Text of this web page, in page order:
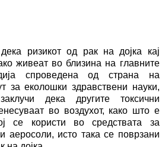
ризикот од рак на дојка кај
живеат во близина на главните
спроведена од страна на
за еколошки здравствени науки,
дека другите токсични
во воздухот, како што е
се користи во средствата за
аеросоли, исто така се поврзани